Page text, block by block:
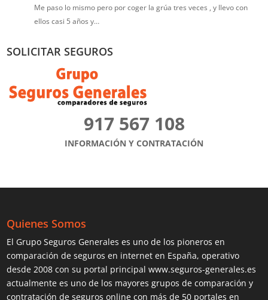
Me paso lo mismo pero por coger la grúa tres veces , y llevo con
ellos casi 5 años y…
SOLICITAR SEGUROS
917 567 108
INFORMACIÓN Y CONTRATACIÓN
Quienes Somos
El Grupo Seguros Generales es uno de los pioneros en
comparación de seguros en internet en España, operativo
desde 2008 con su portal principal www.seguros-generales.es
actualmente es uno de los mayores grupos de comparación y
contratación de seguros online con más de 50 portales en